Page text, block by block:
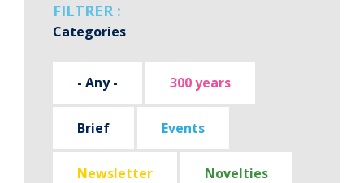
FILTRER :
Categories
- Any - 300 years
Brief Events
Newsletter Novelties